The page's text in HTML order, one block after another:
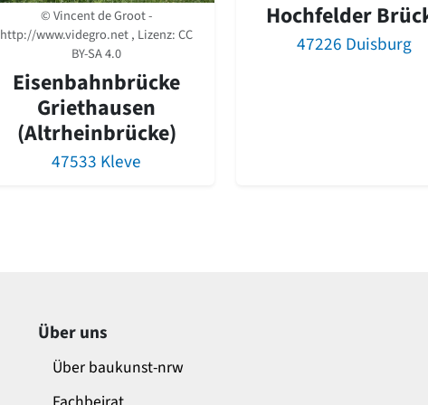
© Vincent de Groot -
http://www.videgro.net , Lizenz:CC
BY-SA 4.0
Eisenbahnbrücke
Griethausen
(Altrheinbrücke)
47533 Kleve
Hochfelder
47226 Duisburg
Über uns
Über baukunst-nrw